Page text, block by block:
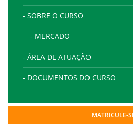
- SOBRE O CURSO
- MERCADO
- ÁREA DE ATUAÇÃO
- DOCUMENTOS DO CURSO
MATRICULE-